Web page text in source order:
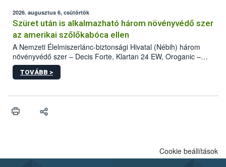
az intenzív felderítést, emellett az intézkedéseket a szlovák
hatósággal is összehangolják a terjedés megállítása érdekében.
2026. augusztus 6, csütörtök
Szüret után is alkalmazható három növényvédő szer
az amerikai szőlőkabóca ellen
A Nemzeti Élelmiszerlánc-biztonsági Hivatal (Nébih) három
növényvédő szer – Decis Forte, Klartan 24 EW, Oroganic –
engedélyokiratát módosította, így azok a szüretet követően,
egészen a vesszőérettség (BBCH 91) stádiumáig
érésű szőlőkben is legyen lehetőség a károsító elleni további
felhasználók számára is elérhető és ökológiai termesztésben is
TOVÁBB >
Cookie beállítások